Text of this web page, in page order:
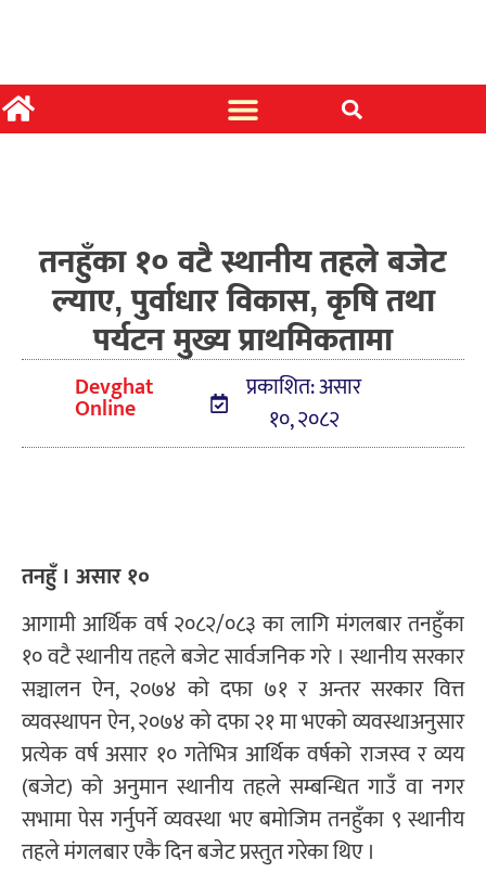
तनहुँका १० वटै स्थानीय तहले बजेट
ल्याए, पुर्वाधार विकास, कृषि तथा
पर्यटन मुख्य प्राथमिकतामा
Devghat
Online
प्रकाशित: असार
१०, २०८२
तनहुँ । असार १०
आगामी आर्थिक वर्ष २०८२/०८३ का लागि मंगलबार तनहुँका
१० वटै स्थानीय तहले बजेट सार्वजनिक गरे । स्थानीय सरकार
सञ्चालन ऐन, २०७४ को दफा ७१ र अन्तर सरकार वित्त
व्यवस्थापन ऐन, २०७४ को दफा २१ मा भएको व्यवस्थाअनुसार
प्रत्येक वर्ष असार १० गतेभित्र आर्थिक वर्षको राजस्व र व्यय
(बजेट) को अनुमान स्थानीय तहले सम्बन्धित गाउँ वा नगर
सभामा पेस गर्नुपर्ने व्यवस्था भए बमोजिम तनहुँका ९ स्थानीय
तहले मंगलबार एकै दिन बजेट प्रस्तुत गरेका थिए ।